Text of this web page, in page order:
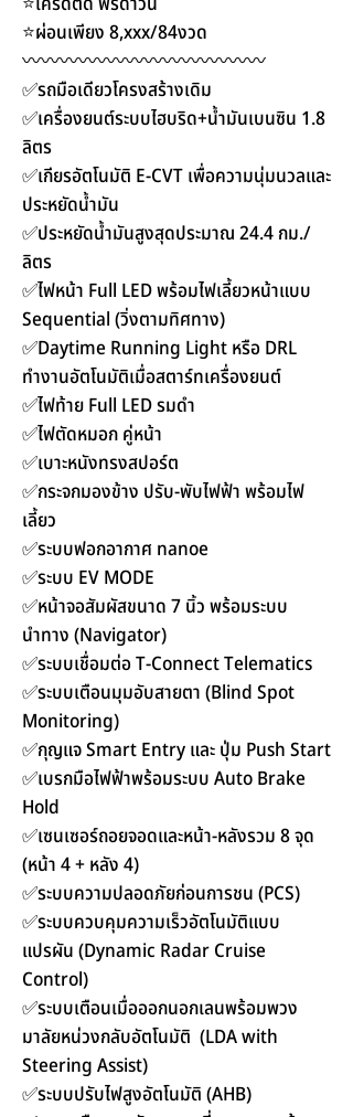
⭐️ผ่อนเพียง 8,xxx/84งวด
〰️〰️〰️〰️〰️〰️〰️〰️〰️〰️〰️〰️〰️
✅รถมือเดียวโครงสร้างเดิม
✅เครื่องยนต์ระบบไฮบริด+น้ำมันเบนซิน 1.8
ลิตร
✅เกียรอัตโนมัติ E-CVT เพื่อความนุ่มนวลและ
ประหยัดน้ำมัน
✅ประหยัดน้ำมันสูงสุดประมาณ 24.4 กม./
ลิตร
✅ไฟหน้า Full LED พร้อมไฟเลี้ยวหน้าแบบ
Sequential (วิ่งตามทิศทาง)
✅Daytime Running Light หรือ DRL
ทำงานอัตโนมัติเมื่อสตาร์ทเครื่องยนต์
✅ไฟท้าย Full LED รมดำ
✅ไฟตัดหมอก คู่หน้า
✅เบาะหนังทรงสปอร์ต
✅กระจกมองข้าง ปรับ-พับไฟฟ้า พร้อมไฟ
เลี้ยว
✅ระบบฟอกอากาศ nanoe
✅ระบบ EV MODE
✅หน้าจอสัมผัสขนาด 7 นิ้ว พร้อมระบบ
นำทาง (Navigator)
✅ระบบเชื่อมต่อ T-Connect Telematics
✅ระบบเตือนมุมอับสายตา (Blind Spot
Monitoring)
✅กุญแจ Smart Entry และ ปุ่ม Push Start
✅เบรกมือไฟฟ้าพร้อมระบบ Auto Brake
Hold
✅เซนเซอร์ถอยจอดและหน้า-หลังรวม 8 จุด
(หน้า 4 + หลัง 4)
✅ระบบความปลอดภัยก่อนการชน (PCS)
✅ระบบควบคุมความเร็วอัตโนมัติแบบ
แปรผัน (Dynamic Radar Cruise
Control)
✅ระบบเตือนเมื่อออกนอกเลนพร้อมพวง
มาลัยหน่วงกลับอัตโนมัติ (LDA with
Steering Assist)
✅ระบบปรับไฟสูงอัตโนมัติ (AHB)